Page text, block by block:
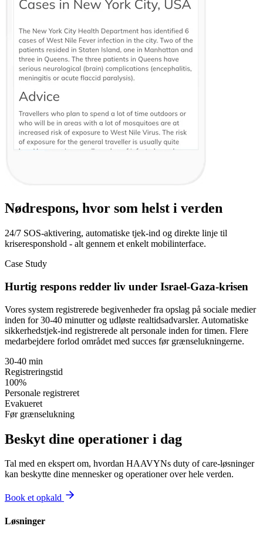
Nødrespons, hvor som helst i verden
24/7 SOS-aktivering, automatiske tjek-ind og direkte linje til
kriseresponshold - alt gennem et enkelt mobilinterface.
Case Study
Hurtig respons redder liv under Israel-Gaza-krisen
Vores system registrerede begivenheder fra opslag på sociale medier
inden for 30-40 minutter og udløste realtidsadvarsler. Automatiske
sikkerhedstjek-ind registrerede alt personale inden for timen. Flere
medarbejdere forlod området med succes før grænselukningerne.
30-40 min
Registreringstid
100%
Personale registreret
Evakueret
Før grænselukning
Beskyt dine operationer i dag
Tal med en ekspert om, hvordan HAAVYNs duty of care-løsninger
kan beskytte dine mennesker og operationer over hele verden.
Book et opkald
Løsninger